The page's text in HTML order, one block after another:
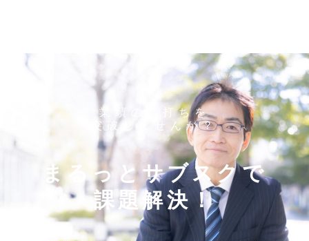
業績の頭打ちを
突破しませんか？
まるっとサブスクで
課題解決！